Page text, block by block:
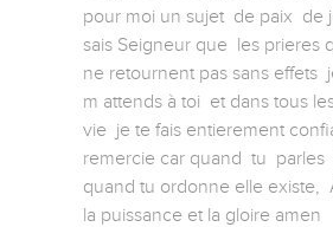
pour moi un sujet  de paix  de
sais Seigneur que  les prieres
ne retournent pas sans effets
m attends à toi  et dans tous
vie  je te fais entierement
remercie car quand  tu  parles
quand tu ordonne elle existe,
la puissance et la gloire amen